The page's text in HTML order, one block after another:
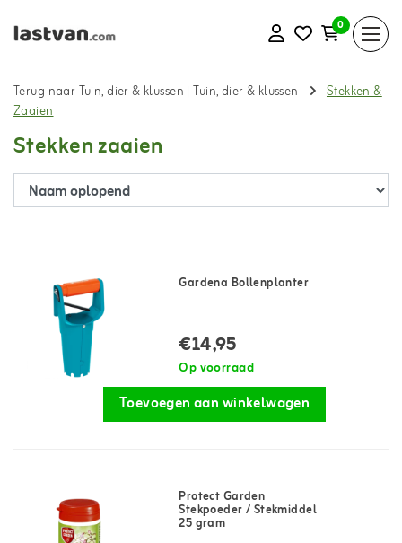
0
Terug naar Tuin, dier & klussen |Tuin, dier & klussen
Stekken &
Zaaien
Stekken zaaien
Gardena Bollenplanter
€14,95
Op voorraad
Toevoegen aan winkelwagen
Protect Garden
Stekpoeder / Stekmiddel
25 gram